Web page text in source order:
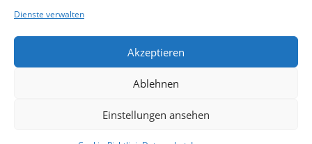
Dienste verwalten
Akzeptieren
Ablehnen
Einstellungen ansehen
 info@bunter-kreis-duisburg.de
www.bunter-kreis-duisburg.de
© 2022 BUNTER KREIS DUISBURG E.V. | All rights
reserved.